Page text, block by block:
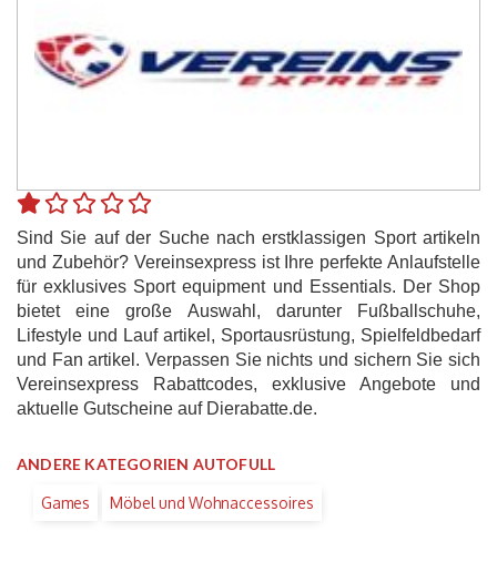
Sind Sie auf der Suche nach erstklassigen Sport artikeln
und Zubehör? Vereinsexpress ist Ihre perfekte Anlaufstelle
für exklusives Sport equipment und Essentials. Der Shop
bietet eine große Auswahl, darunter Fußballschuhe,
Lifestyle und Lauf artikel, Sportausrüstung, Spielfeldbedarf
und Fan artikel. Verpassen Sie nichts und sichern Sie sich
Vereinsexpress Rabattcodes, exklusive Angebote und
aktuelle Gutscheine auf Dierabatte.de.
ANDERE KATEGORIEN AUTOFULL
Games Möbel und Wohnaccessoires